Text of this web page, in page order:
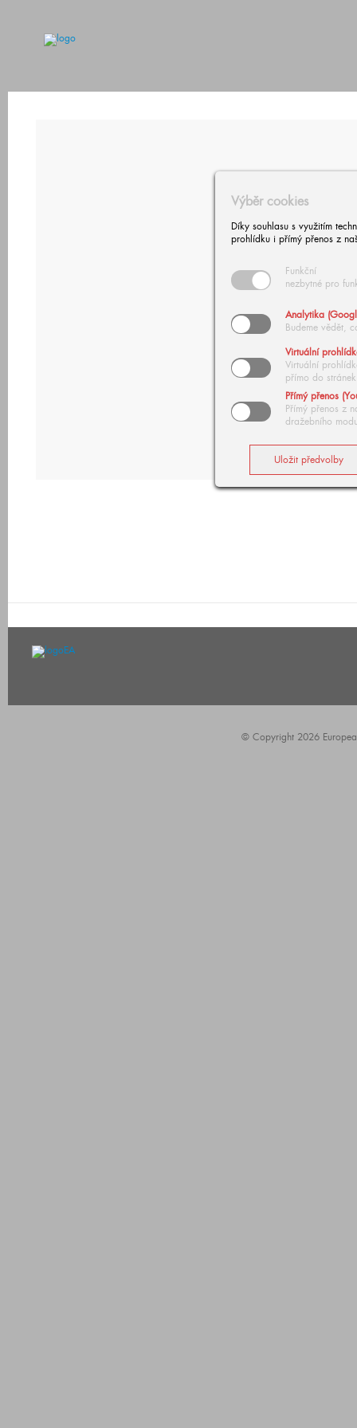
Výběr cookies
Díky souhlasu s využitím
prohlídku i přímý přenos z
Funkční
nezbytné pro
Analytika
Budeme vědět,
Virtuální
Virtuální
přímo do stránek
Přímý přenos
Přímý přenos z
dražebního
© Copyright 2026